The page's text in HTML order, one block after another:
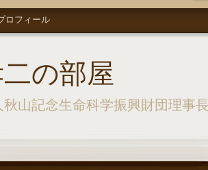
の部屋
山記念生命科学振興財団理事
ロフィール